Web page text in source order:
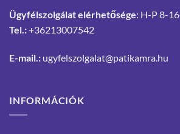
Ügyfélszolgálat elérhetősége: H-P 8-16
Tel.:+36213007542
E-mail.: ugyfelszolgalat@patikamra.hu
INFORMÁCIÓK